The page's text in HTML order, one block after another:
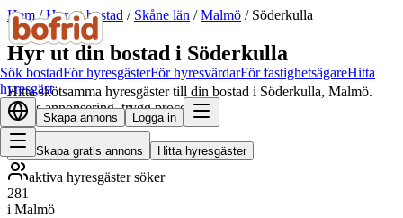
Sök bostadFör hyresgästerFör hyresvärdarFör fastighetsägareHitta
hyresgäst
Skapa annons Logga in
Hem/Hyr ut bostad / Skåne län /Malmö / Söderkulla
Hyr ut din bostad i Söderkulla
Hitta skötsamma hyresgäster till din bostad i Söderkulla, Malmö.
Gratis annonsering, trygg process.
Skapa gratis annons Hitta hyresgäster
aktiva hyresgäster söker
281
i Malmö